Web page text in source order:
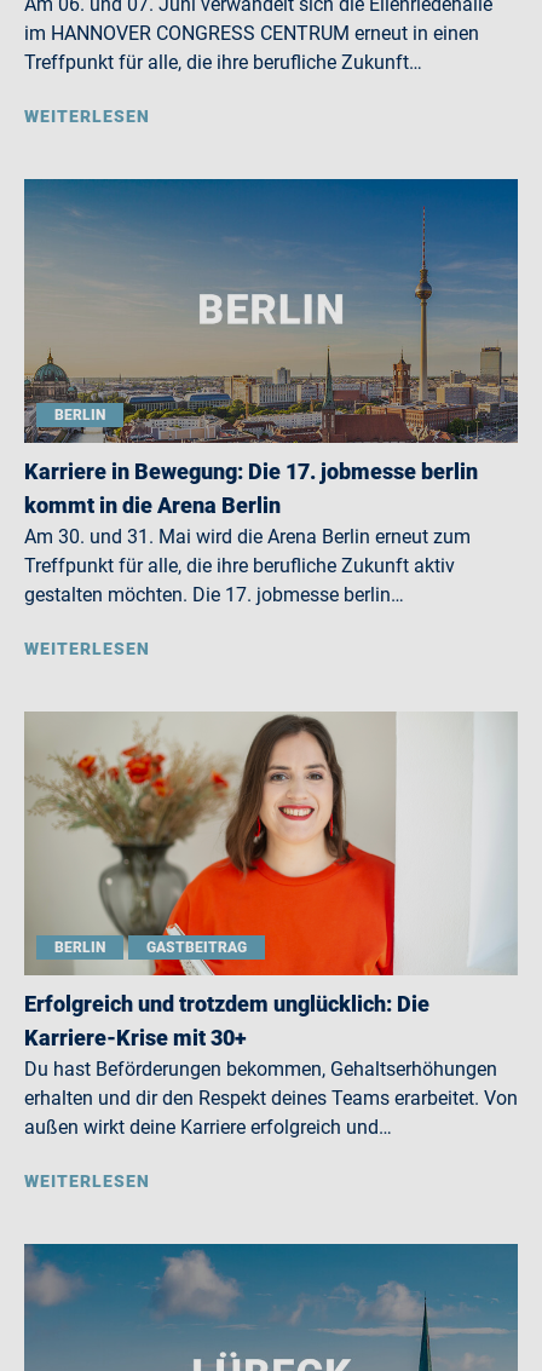
im HANNOVER CONGRESS CENTRUM erneut in einen
Treffpunkt für alle, die ihre berufliche Zukunft…
WEITERLESEN
BERLIN
Karriere in Bewegung: Die 17. jobmesse berlin
kommt in die Arena Berlin
Am 30. und 31. Mai wird die Arena Berlin erneut zum
Treffpunkt für alle, die ihre berufliche Zukunft aktiv
gestalten möchten. Die 17. jobmesse berlin…
WEITERLESEN
BERLIN GASTBEITRAG
Erfolgreich und trotzdem unglücklich: Die
Karriere-Krise mit 30+
Du hast Beförderungen bekommen, Gehaltserhöhungen
erhalten und dir den Respekt deines Teams erarbeitet. Von
außen wirkt deine Karriere erfolgreich und…
WEITERLESEN